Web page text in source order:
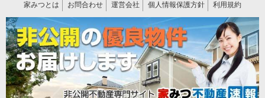
家みつとは お問合わせ 運営会社 個人情報保護方針 利用規約